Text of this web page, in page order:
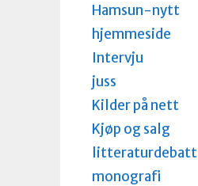
Hamsun-nytt
hjemmeside
Intervju
juss
Kilder på nett
Kjøp og salg
litteraturdebatt
monografi